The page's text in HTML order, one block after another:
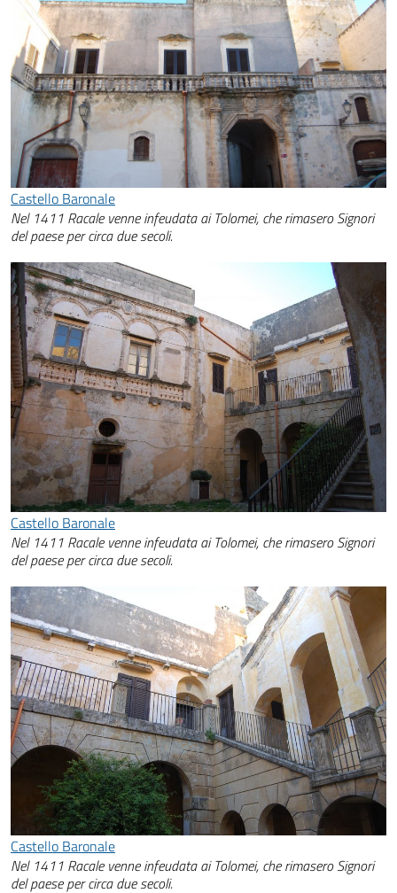
Castello Baronale
Nel 1411 Racale venne infeudata ai Tolomei, che rimasero Signori
del paese per circa due secoli.
Castello Baronale
Nel 1411 Racale venne infeudata ai Tolomei, che rimasero Signori
del paese per circa due secoli.
Castello Baronale
Nel 1411 Racale venne infeudata ai Tolomei, che rimasero Signori
del paese per circa due secoli.